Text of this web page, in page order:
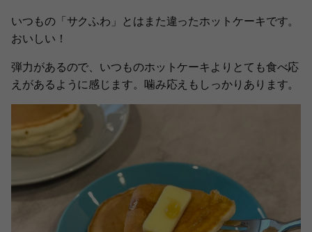
いつもの「サクふわ」とはまた違ったホットケーキです。
おいしい！
弾力があるので、いつものホットケーキよりとても食べ応
えがあるように感じます。噛み応えもしっかりあります。